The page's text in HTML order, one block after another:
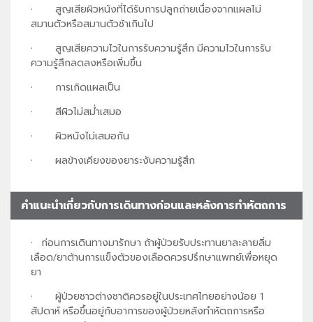
· สูญเสียผิวหนังที่ได้รับการปลูกถ่ายเนื่องจากแผลไม่
สมานตัวหรือสมานตัวช้าเกินไป
· สูญเสียความไวในการรับความรู้สึก มีความไวในการรับ
ความรู้สึกลดลงหรือเพิ่มขึ้น
· การเกิดแผลเป็น
· สีผิวไม่สม่ำเสมอ
· ผิวหนังไม่เสมอกัน
· ผลข้างเคียงของยาระงับความรู้สึก
คำแนะนำเกี่ยวกับการเดินทางก่อนและหลังการทำหัตถการ
· ก่อนการเดินทางมารักษา ถ้าผู้ป่วยรับประทานยาละลายลิ่ม
เลือด/ยาต้านการแข็งตัวของเลือดควรปรึกษาแพทย์เพื่อหยุด
ยา
· ผู้ป่วยชาวต่างชาติควรอยู่ในประเทศไทยอย่างน้อย 1
สัปดาห์ หรือขึ้นอยู่กับอาการของผู้ป่วยหลังทำหัตถการหรือ